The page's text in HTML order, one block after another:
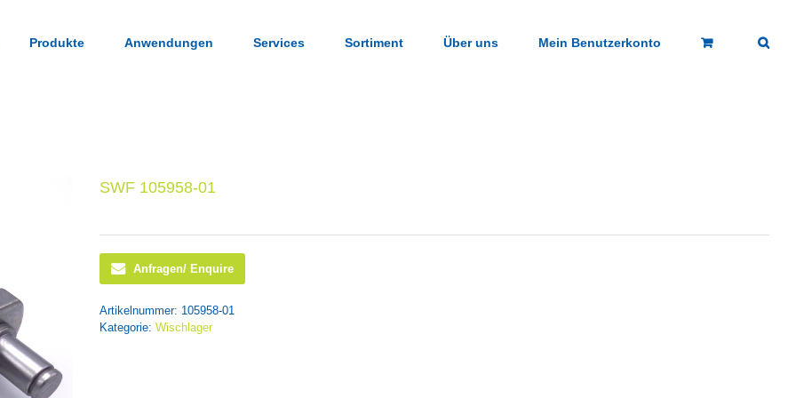
Produkte Anwendungen Services Sortiment Über uns Mein Benutzerkonto
SWF 105958-01
Anfragen/ Enquire
Artikelnummer: 105958-01
Kategorie: Wischlager